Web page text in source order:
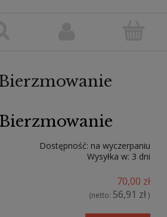
Dostępność: na wyczerpaniu
Wysyłka w: 3 dni
70,00 zł
(netto: 56,91 zł)